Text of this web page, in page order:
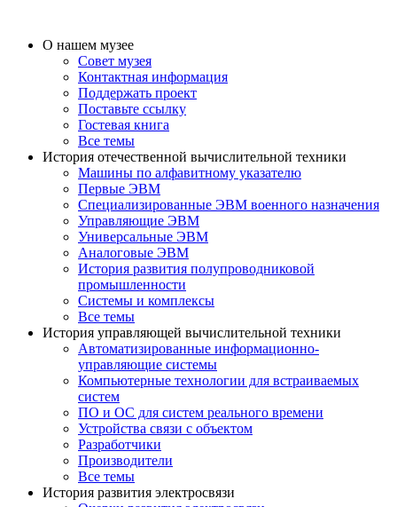
О нашем музее
Совет музея
Контактная информация
Поддержать проект
Поставьте ссылку
Гостевая книга
Все темы
История отечественной вычислительной техники
Машины по алфавитному указателю
Первые ЭВМ
Специализированные ЭВМ военного назначения
Управляющие ЭВМ
Универсальные ЭВМ
Аналоговые ЭВМ
История развития полупроводниковой
промышленности
Системы и комплексы
Все темы
История управляющей вычислительной техники
Автоматизированные информационно-
управляющие системы
Компьютерные технологии для встраиваемых
систем
ПО и ОС для систем реального времени
Устройства связи с объектом
Разработчики
Производители
Все темы
История развития электросвязи